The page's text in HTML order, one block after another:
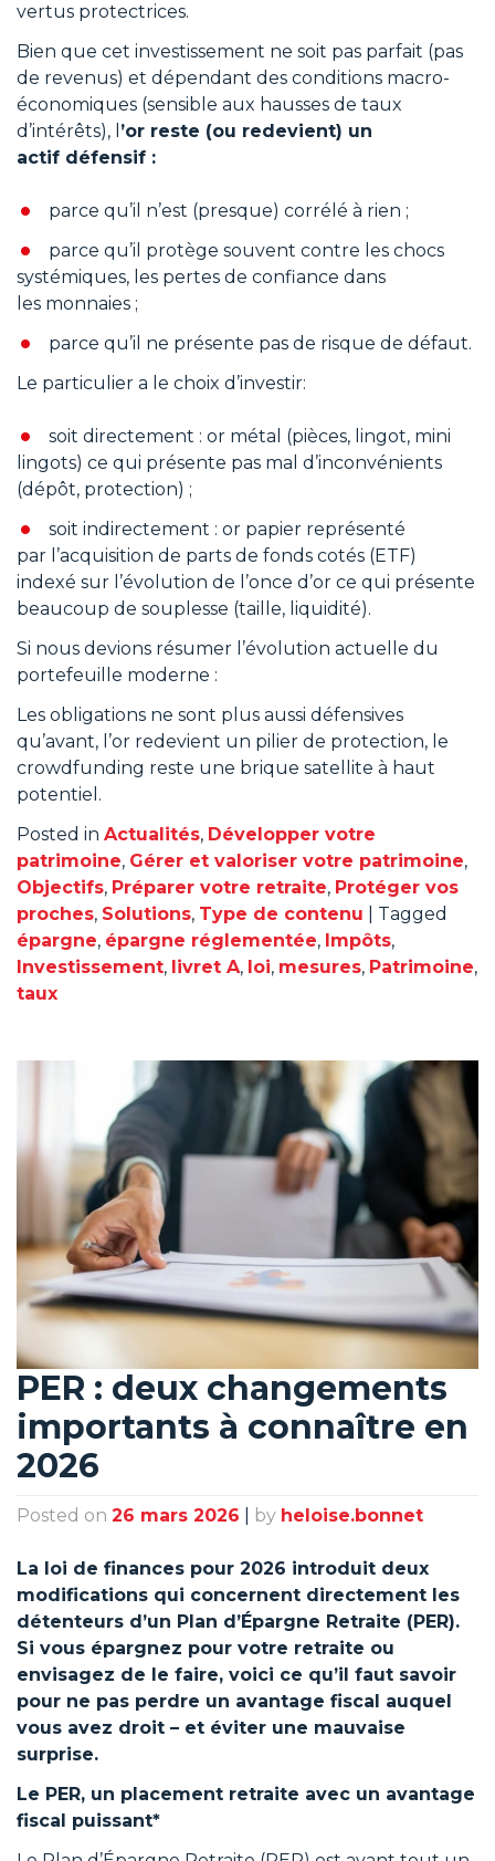
vertus protectrices.
Bien que cet investissement ne soit pas parfait (pas
de revenus) et dépendant des conditions macro-
économiques (sensible aux hausses de taux
d’intérêts), l ’or reste (ou redevient) un
actif défensif :
parce qu’il n’est (presque) corrélé à rien ;
parce qu’il protège souvent contre les chocs
systémiques, les pertes de confiance dans
les monnaies ;
parce qu’il ne présente pas de risque de défaut.
Le particulier a le choix d’investir:
soit directement : or métal (pièces, lingot, mini
lingots) ce qui présente pas mal d’inconvénients
(dépôt, protection) ;
soit indirectement : or papier représenté
par l’acquisition de parts de fonds cotés (ETF)
indexé sur l’évolution de l’once d’or ce qui présente
beaucoup de souplesse (taille, liquidité).
Si nous devions résumer l’évolution actuelle du
portefeuille moderne :
Les obligations ne sont plus aussi défensives
qu’avant, l’or redevient un pilier de protection, le
crowdfunding reste une brique satellite à haut
potentiel.
Posted in Actualités, Développer votre
patrimoine, Gérer et valoriser votre patrimoine,
Objectifs, Préparer votre retraite, Protéger vos
proches, Solutions, Type de contenu
Tagged
épargne, épargne réglementée, Impôts,
Investissement, livret A, loi, mesures, Patrimoine,
taux
PER : deux changements
importants à connaître en
2026
Posted on 26 mars 2026 by heloise.bonnet
La loi de finances pour 2026 introduit deux
modifications qui concernent directement les
détenteurs d’un Plan d’Épargne Retraite (PER).
Si vous épargnez pour votre retraite ou
envisagez de le faire, voici ce qu’il faut savoir
pour ne pas perdre un avantage fiscal auquel
vous avez droit – et éviter une mauvaise
surprise.
Le PER, un placement retraite avec un avantage
fiscal puissant*